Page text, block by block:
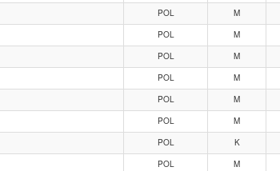
POL M
POL M
POL M
POL M
POL M
POL M
POL K
POL M